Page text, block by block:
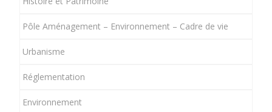
Pôle Aménagement – Environnement – Cadre de vie
Urbanisme
Réglementation
Environnement